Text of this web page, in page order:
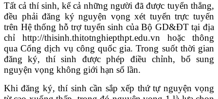
Tất cả thí sinh, kể cả những người đã được tuyển thẳng,
đều phải đăng ký nguyện vọng xét tuyển trực tuyến
trên Hệ thống hỗ trợ tuyển sinh của Bộ GD&ĐT tại địa
chỉ http://thisinh.thitotnghiepthpt.edu.vn hoặc thông
qua Cổng dịch vụ công quốc gia. Trong suốt thời gian
đăng ký, thí sinh được phép điều chỉnh, bổ sung
nguyện vọng không giới hạn số lần.
Khi đăng ký, thí sinh cần sắp xếp thứ tự nguyện vọng